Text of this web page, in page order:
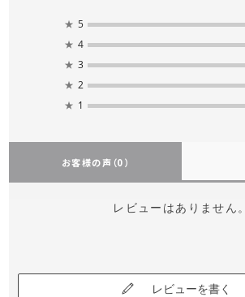
★ 5
★ 4
★ 3
★ 2
★ 1
お客様の声 （0）
レビューはありません。
レビューを書く